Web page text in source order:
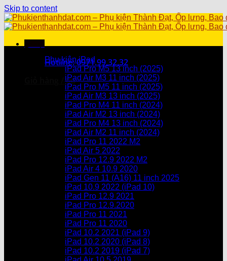
Skip to content
Hotline: 0971.99.32.32
Giỏ hàng /0₫
Chưa có sản phẩm trong giỏ hàng.
Chưa có sản phẩm trong giỏ hàng.
Danh mục sản phẩm
Phụ kiện iPad
iPad Pro M5 13 inch (2025)
iPad Air M3 11 inch (2025)
iPad Pro M5 11 inch (2025)
iPad Air M3 13 inch (2025)
iPad Pro M4 11 inch (2024)
iPad Air M2 13 inch (2024)
iPad Pro M4 13 inch (2024)
iPad Air M2 11 inch (2024)
iPad Pro 11 2022 M2
iPad Air 5 2022
iPad Pro 12.9 2022 M2
iPad Air 4 10.9 2020
iPad Gen 11 (A16) 11 inch 2025
iPad 10.9 2022 (iPad 10)
iPad Pro 12.9 2021
iPad Pro 12.9.2020
iPad Pro 11 2021
iPad Pro 11 2020
iPad 10.2 2021 (iPad 9)
iPad 10.2 2020 (iPad 8)
iPad 10.2 2019 (iPad 7)